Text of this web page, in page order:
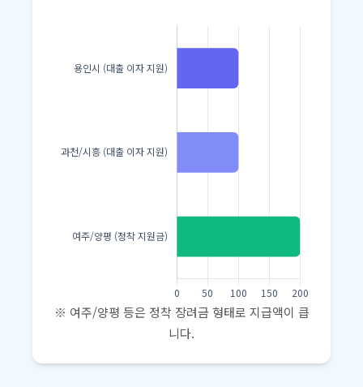
※ 여주/양평 등은 정착 장려금 형태로 지급액이 큽
니다.